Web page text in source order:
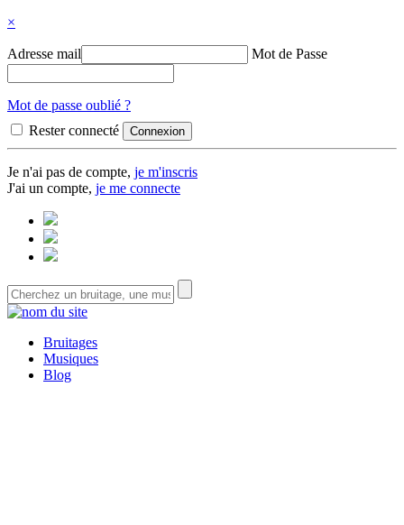
×
Adresse mail Mot de Passe
Mot de passe oublié ?
Rester connecté
Je n'ai pas de compte, je m'inscris
J'ai un compte, je me connecte
Bruitages
Musiques
Blog